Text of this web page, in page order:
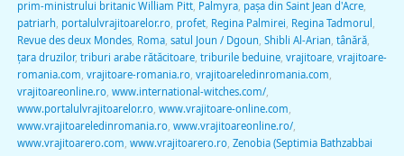
prim-ministrului britanic William Pitt, Palmyra, pașa din Saint Jean d'Acre,
patriarh portalulvrajitoarelor.ro, profet, Regina Palmirei Regina Tadmorul
Revue des deux Mondes, Roma, satul Joun / Dgoun Shibli Al-Arian tânără,
țara druzilor, triburi arabe rătăcitoare, triburile beduine, vrajitoare, vrajitoare-
romania.com vrajitoare-romania.ro, vrajitoareledinromania.com
vrajitoareonline.ro, www.international-witches.com/,
www.portalulvrajitoarelor.ro, www.vrajitoare-online.com
www.vrajitoareledinromania.ro, www.vrajitoareonline.ro/,
www.vrajitoarero.com www.vrajitoarero.ro, Zenobia (Septimia Bathzabbai